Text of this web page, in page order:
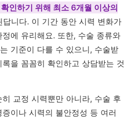
인하기 위해 최소 6개월 이상의
답니다. 이 기간 동안 시력 변화가
에 유리해요. 또한, 수술 종류와
기준이 다를 수 있으니, 수술받
을 꼼꼼히 확인하고 상담받는 것
교정 시력뿐만 아니라, 수술 후
이나 시력의 불안정성 등 여러